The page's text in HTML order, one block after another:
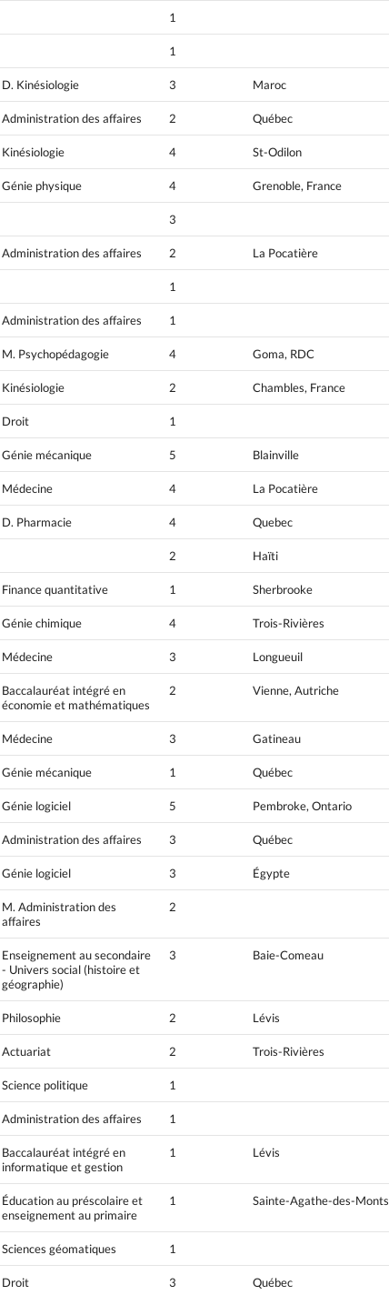
1
1
D. Kinésiologie 3 Maroc
Administration des affaires 2 Québec
Kinésiologie 4 St-Odilon
Génie physique 4 Grenoble, France
3
Administration des affaires 2 La Pocatière
1
Administration des affaires 1
M. Psychopédagogie 4 Goma, RDC
Kinésiologie 2 Chambles, France
Droit 1
Génie mécanique 5 Blainville
Médecine 4 La Pocatière
D. Pharmacie 4 Quebec
2 Haïti
Finance quantitative 1 Sherbrooke
Génie chimique 4 Trois-Rivières
Médecine 3 Longueuil
Baccalauréat intégré en
économie et mathématiques
2 Vienne, Autriche
Médecine 3 Gatineau
Génie mécanique 1 Québec
Génie logiciel 5 Pembroke, Ontario
Administration des affaires 3 Québec
Génie logiciel 3 Égypte
M. Administration des
affaires
2
Enseignement au secondaire
- Univers social (histoire et
géographie)
3 Baie-Comeau
Philosophie 2 Lévis
Actuariat 2 Trois-Rivières
Science politique 1
Administration des affaires 1
Baccalauréat intégré en
informatique et gestion
1 Lévis
Éducation au préscolaire et
enseignement au primaire
1 Sainte-Agathe-des-Monts
Sciences géomatiques 1
Droit 3 Québec